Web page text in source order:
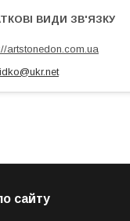
artstonedon.com.ua
сайту